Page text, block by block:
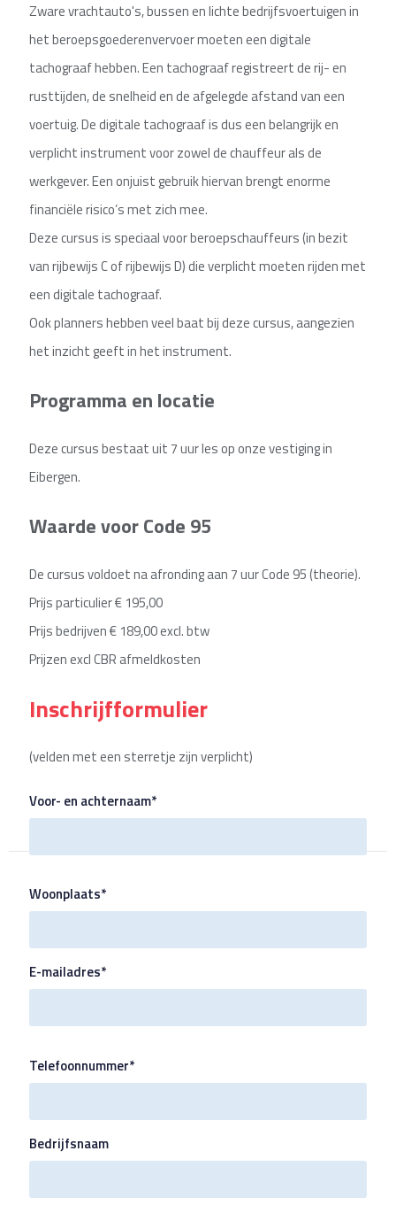
Zware vrachtauto's, bussen en lichte bedrijfsvoertuigen in
het beroepsgoederenvervoer moeten een digitale
tachograaf hebben. Een tachograaf registreert de rij- en
rusttijden, de snelheid en de afgelegde afstand van een
voertuig. De digitale tachograaf is dus een belangrijk en
verplicht instrument voor zowel de chauffeur als de
werkgever. Een onjuist gebruik hiervan brengt enorme
financiële risico’s met zich mee.
Deze cursus is speciaal voor beroepschauffeurs (in bezit
van rijbewijs C of rijbewijs D) die verplicht moeten rijden met
een digitale tachograaf.
Ook planners hebben veel baat bij deze cursus, aangezien
het inzicht geeft in het instrument.
Programma en locatie
Deze cursus bestaat uit 7 uur les op onze vestiging in
Eibergen.
Waarde voor Code 95
De cursus voldoet na afronding aan 7 uur Code 95 (theorie).
Prijs particulier € 195,00
Prijs bedrijven € 189,00 excl. btw
Prijzen excl CBR afmeldkosten
Inschrijfformulier
(velden met een sterretje zijn verplicht)
Voor- en achternaam*
Woonplaats*
E-mailadres*
Telefoonnummer*
Bedrijfsnaam